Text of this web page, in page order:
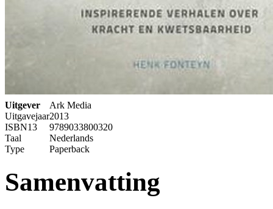
Uitgever
Ark Media
Uitgavejaar2013
ISBN13
9789033800320
Taal
Nederlands
Type
Paperback
Samenvatting